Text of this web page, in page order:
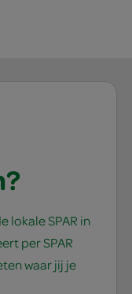
lokale SPAR in
per SPAR
waar jij je